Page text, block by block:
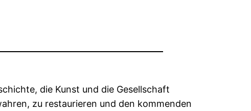
die Kunst und die Gesellschaft
zu restaurieren und den kommenden